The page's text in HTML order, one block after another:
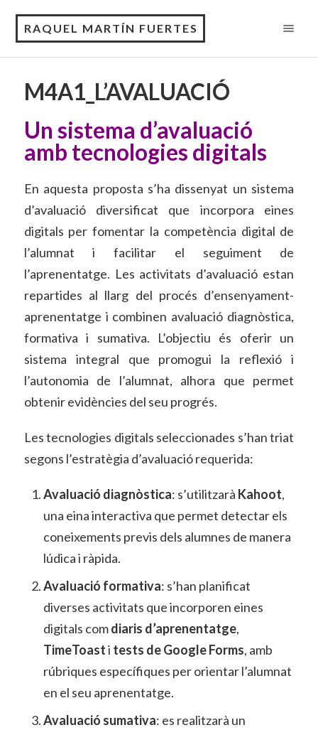
RAQUEL MARTÍN FUERTES
M4A1_L’AVALUACIÓ
Un sistema d’avaluació
amb tecnologies digitals
En aquesta proposta s’ha dissenyat un sistema
d’avaluació diversificat que incorpora eines
digitals per fomentar la competència digital de
l’alumnat i facilitar el seguiment de
l’aprenentatge. Les activitats d’avaluació estan
repartides al llarg del procés d’ensenyament-
aprenentatge i combinen avaluació diagnòstica,
formativa i sumativa. L’objectiu és oferir un
sistema integral que promogui la reflexió i
l’autonomia de l’alumnat, alhora que permet
obtenir evidències del seu progrés.
Les tecnologies digitals seleccionades s’han triat
segons l’estratègia d’avaluació requerida:
Avaluació diagnòstica: s’utilitzarà Kahoot,
una eina interactiva que permet detectar els
coneixements previs dels alumnes de manera
lúdica i ràpida.
Avaluació formativa: s’han planificat
diverses activitats que incorporen eines
digitals comdiaris d’aprenentatge,
TimeToasti tests de Google Forms, amb
rúbriques específiques per orientar l’alumnat
en el seu aprenentatge.
Avaluació sumativa: es realitzarà un